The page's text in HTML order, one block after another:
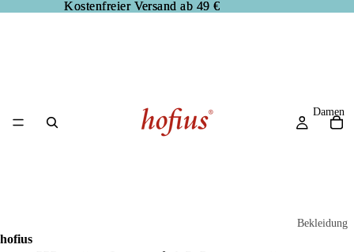
Kostenfreier Versand ab 49 €
Kostenfreier Versand ab 49 €
Damen
Bekleidung
hofius